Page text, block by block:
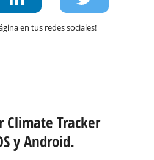
en tus redes sociales!
Climate Tracker
y Android.